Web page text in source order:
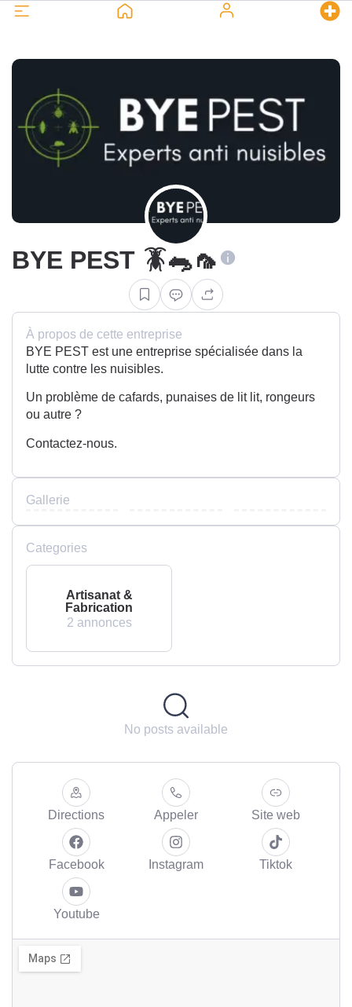
BYE PEST 🪳🐀🦟
À propos de cette entreprise
BYE PEST est une entreprise spécialisée dans la
lutte contre les nuisibles.
Un problème de cafards, punaises de lit lit, rongeurs
ou autre ?
Contactez-nous.
Gallerie
Categories
Artisanat &
Fabrication
2 annonces
No posts available
Directions Appeler Site web
Facebook Instagram Tiktok
Youtube